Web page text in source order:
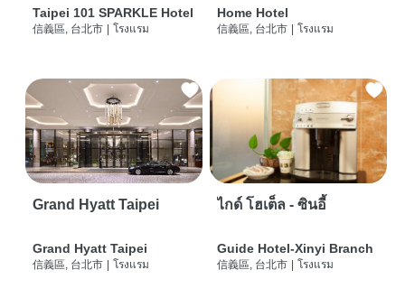
Taipei 101 SPARKLE Hotel
信義區, 台北市 โรงแรม
Home Hotel
信義區, 台北市 โรงแรม
Grand Hyatt Taipei
Grand Hyatt Taipei
信義區, 台北市 โรงแรม
ไกด์ โฮเต็ล - ซินอี้
Guide Hotel-Xinyi Branch
信義區, 台北市 โรงแรม